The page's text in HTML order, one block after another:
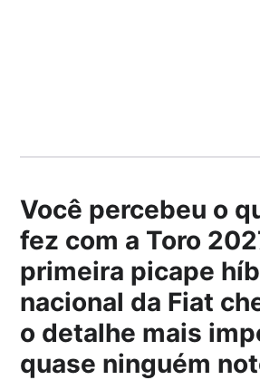
Você percebeu o
fez com a Toro
primeira picape
nacional da Fiat
o detalhe mais
quase ninguém